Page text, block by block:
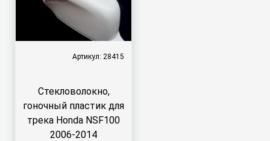
Артикул: 28415
Стекловолокно,
гоночный пластик для
трека Honda NSF100
2006-2014